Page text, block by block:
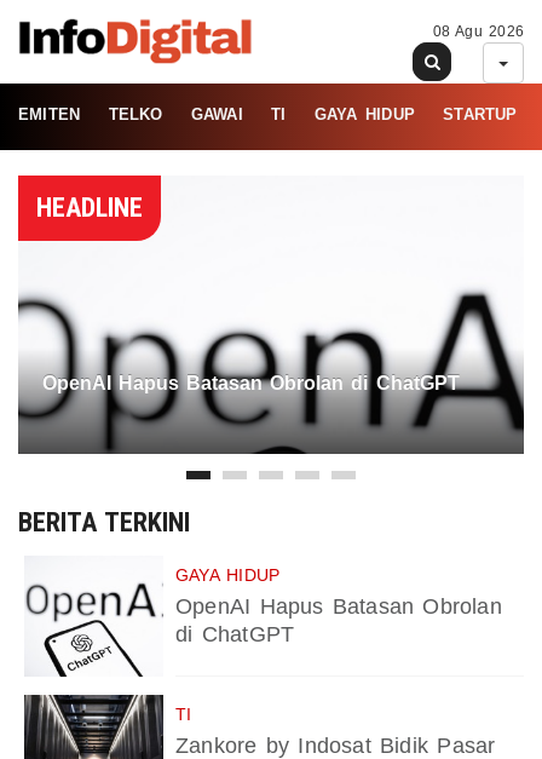
08 Agu 2026
EMITEN TELKO GAWAI TI GAYA HIDUP STARTUP
HEADLINE
OpenAI Hapus Batasan Obrolan di ChatGPT
BERITA TERKINI
GAYA HIDUP
OpenAI Hapus Batasan Obrolan
di ChatGPT
TI
Zankore by Indosat Bidik Pasar